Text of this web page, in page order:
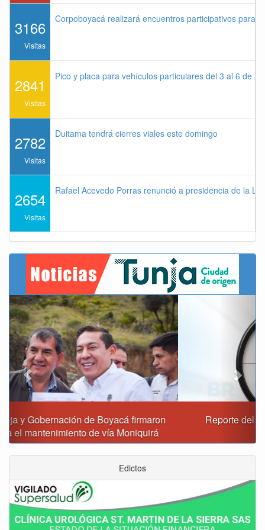
3166
Visitas
Corpoboyacá realizará encuentros participativos para
2841
Visitas
Pico y placa para vehículos particulares del 3 al 6 de
2782
Visitas
Duitama tendrá cierres viales este domingo
2654
Visitas
Rafael Acevedo Porras renunció a presidencia de la
Reporte del tiempo en Boyacá para el viernes
Previous
Edictos